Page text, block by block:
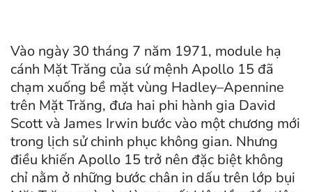
Vào ngày 30 tháng 7 năm 1971, module hạ
cánh Mặt Trăng của sứ mệnh Apollo 15 đã
chạm xuống bề mặt vùng Hadley–Apennine
trên Mặt Trăng, đưa hai phi hành gia David
Scott và James Irwin bước vào một chương mới
trong lịch sử chinh phục không gian. Nhưng
điều khiến Apollo 15 trở nên đặc biệt không
chỉ nằm ở những bước chân in dấu trên lớp bụi